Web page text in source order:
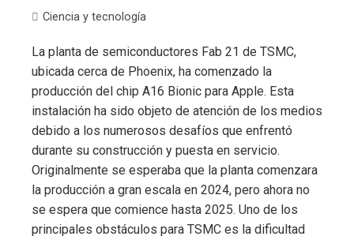
Ciencia y tecnología
La planta de semiconductores Fab 21 de TSMC,
ubicada cerca de Phoenix, ha comenzado la
producción del chip A16 Bionic para Apple. Esta
instalación ha sido objeto de atención de los medios
debido a los numerosos desafíos que enfrentó
durante su construcción y puesta en servicio.
Originalmente se esperaba que la planta comenzara
la producción a gran escala en 2024, pero ahora no
se espera que comience hasta 2025. Uno de los
principales obstáculos para TSMC es la dificultad